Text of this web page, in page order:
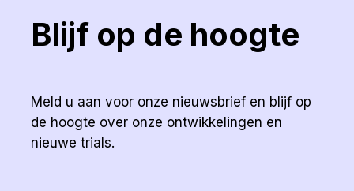
Blijf op de hoogte
Meld u aan voor onze nieuwsbrief en blijf op
de hoogte over onze ontwikkelingen en
nieuwe trials.